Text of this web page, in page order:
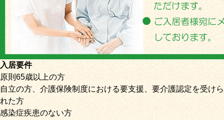
入居要件
原則65歳以上の方
自立の方、介護保険制度における要支援、要介護認定を受けら
れた方
感染症疾患のない方